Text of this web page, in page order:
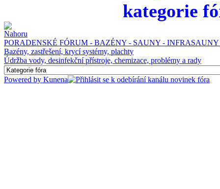
kategorie
PORADENSKÉ FÓRUM - BAZÉNY - SAUNY -
Bazény, zastřešení, krycí systémy, plachty
Údržba vody, desinfekční přístroje, chemizace, problémy a rady
Powered by Kunena